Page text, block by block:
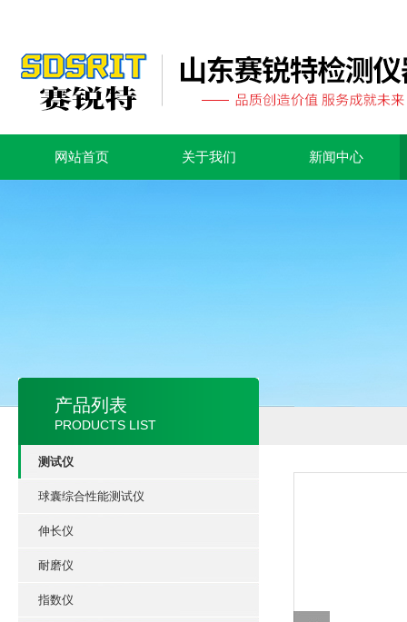
网站首页 关于我们 新闻中心
产品列表
PRODUCTS LIST
测试仪
球囊综合性能测试仪
伸长仪
耐磨仪
指数仪